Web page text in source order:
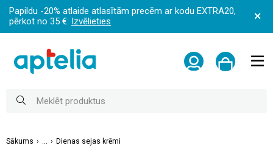
Papildu -20% atlaide atlasītām precēm ar kodu EXTRA20,
pērkot no 35 €: Izvēlieties
Sākums Dienas sejas krēmi